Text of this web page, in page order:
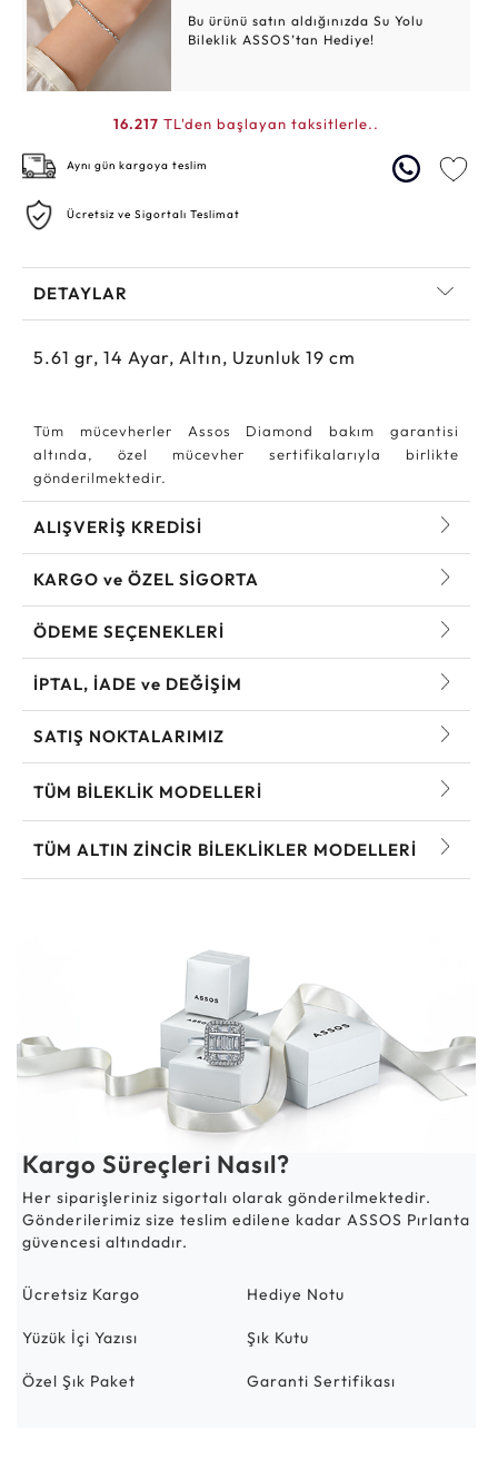
Bu ürünü satın aldığınızda Su Yolu
Bileklik ASSOS’tan Hediye!
16.217 TL'den başlayan taksitlerle..
Aynı gün kargoya teslim
Ücretsiz ve Sigortalı Teslimat
DETAYLAR
5.61 gr, 14 Ayar, Altın, Uzunluk 19 cm
Tüm mücevherler Assos Diamond bakım garantisi
altında, özel mücevher sertifikalarıyla birlikte
gönderilmektedir.
ALIŞVERİŞ KREDİSİ
KARGO ve ÖZEL SİGORTA
ÖDEME SEÇENEKLERİ
İPTAL, İADE ve DEĞİŞİM
SATIŞ NOKTALARIMIZ
TÜM BILEKLIK MODELLERI
TÜM ALTIN ZINCIR BILEKLIKLER MODELLERI
Kargo Süreçleri Nasıl?
Her siparişleriniz sigortalı olarak gönderilmektedir.
Gönderilerimiz size teslim edilene kadar ASSOS Pırlanta
güvencesi altındadır.
Ücretsiz Kargo Hediye Notu
Yüzük İçi Yazısı Şık Kutu
Özel Şık Paket Garanti Sertifikası